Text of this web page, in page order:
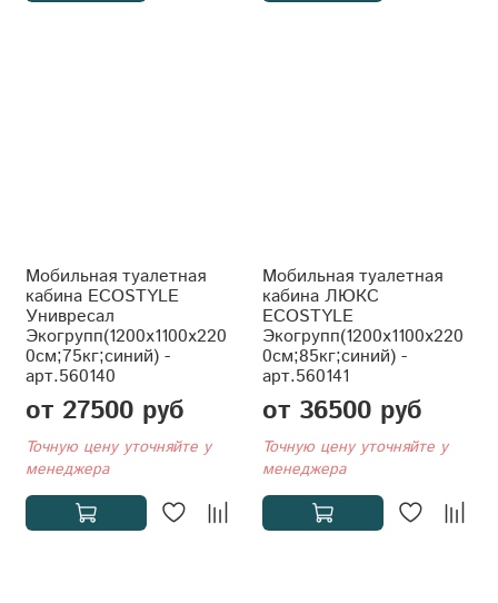
Мобильная туалетная
кабина ECOSTYLE
Унивресал
Экогрупп(1200x1100x220
0см;75кг;синий) -
арт.560140
от 27500 руб
Точную цену уточняйте у
менеджера
Мобильная туалетная
кабина ЛЮКС
ECOSTYLE
Экогрупп(1200x1100x220
0см;85кг;синий) -
арт.560141
от 36500 руб
Точную цену уточняйте у
менеджера